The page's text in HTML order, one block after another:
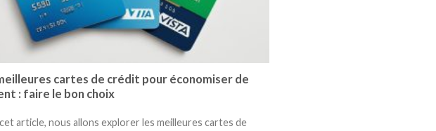
cartes de crédit pour économiser de
: faire le bon choix
article, nous allons explorer les meilleures cartes de